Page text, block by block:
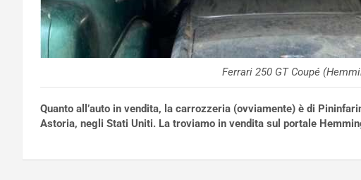
Ferrari 250 GT Coupé
Quanto all’auto in vendita, la carrozzeria (ovviamente) è di
Astoria, negli Stati Uniti. La troviamo in vendita sul portale